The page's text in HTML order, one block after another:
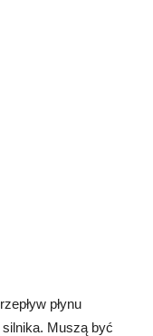
płynu
silnika. Muszą być